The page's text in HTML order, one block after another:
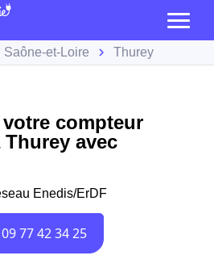
Saône-et-Loire Thurey